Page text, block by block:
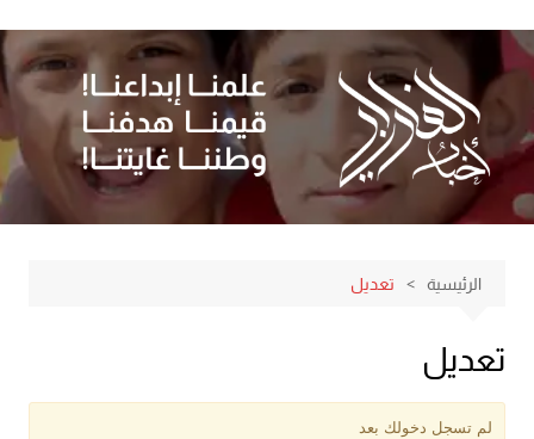
إلى
المحتوى
الرئيسية تعديل
تعديل
لم تسجل دخولك بعد